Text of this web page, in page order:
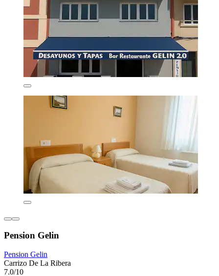
Pension Gelin
Pension Gelin
Carrizo De La Ribera
7.0/10